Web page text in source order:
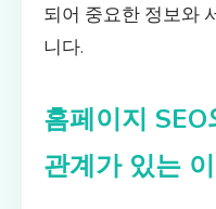
되어 중요한 정보와
니다.
홈페이지
관계가 있는